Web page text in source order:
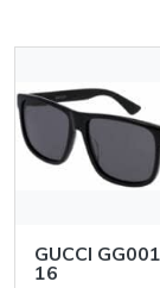
GUCCI
16